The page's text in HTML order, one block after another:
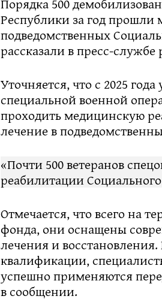
Республики за год
подведомственных
рассказали в пресс-
Уточняется, что с 2025
специальной военной
проходить медицинскую
лечение в
«Почти 500 ветеранов
реабилитации
Отмечается, что всего на
фонда, они оснащены
лечения и
квалификации,
успешно применяются
в сообщении.